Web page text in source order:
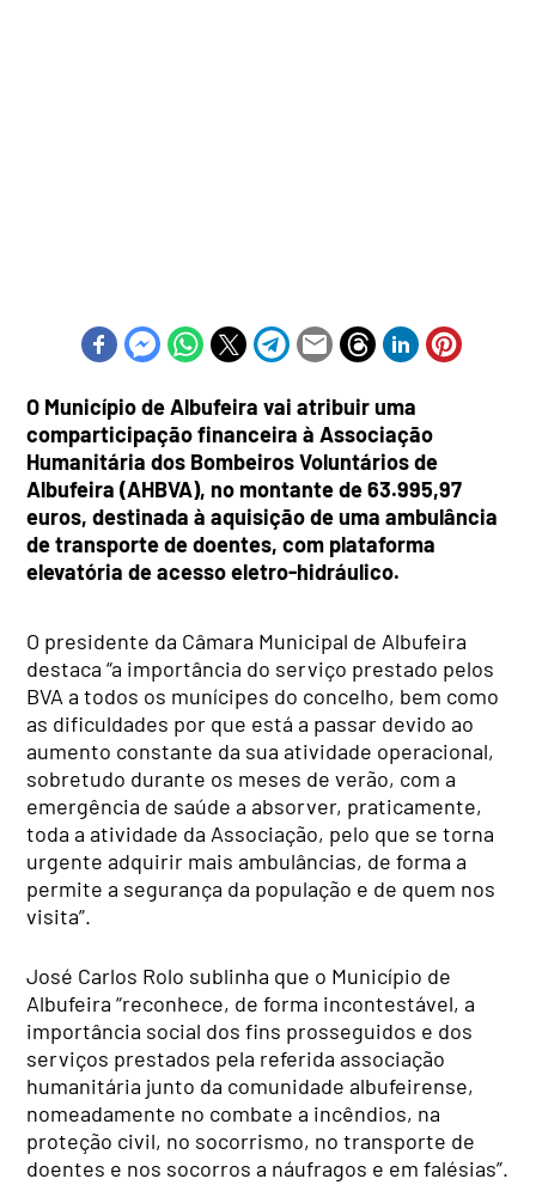
O Município de Albufeira vai atribuir uma
comparticipação financeira à Associação
Humanitária dos Bombeiros Voluntários de
Albufeira (AHBVA), no montante de 63.995,97
euros, destinada à aquisição de uma ambulância
de transporte de doentes, com plataforma
elevatória de acesso eletro-hidráulico.
O presidente da Câmara Municipal de Albufeira
destaca “a importância do serviço prestado pelos
BVA a todos os munícipes do concelho, bem como
as dificuldades por que está a passar devido ao
aumento constante da sua atividade operacional,
sobretudo durante os meses de verão, com a
emergência de saúde a absorver, praticamente,
toda a atividade da Associação, pelo que se torna
urgente adquirir mais ambulâncias, de forma a
permite a segurança da população e de quem nos
visita”.
José Carlos Rolo sublinha que o Município de
Albufeira “reconhece, de forma incontestável, a
importância social dos fins prosseguidos e dos
serviços prestados pela referida associação
humanitária junto da comunidade albufeirense,
nomeadamente no combate a incêndios, na
proteção civil, no socorrismo, no transporte de
doentes e nos socorros a náufragos e em falésias”.